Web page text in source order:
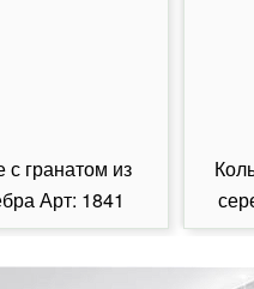
с гранатом из
Арт: 1841